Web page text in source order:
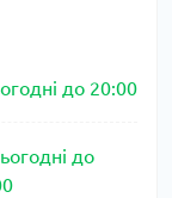
до 20:00
до